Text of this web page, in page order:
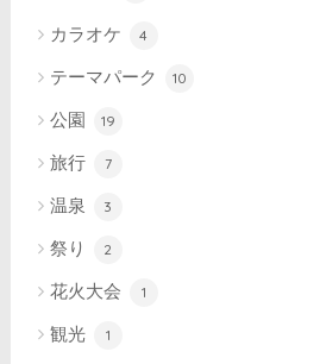
カラオケ 4
テーマパーク 10
公園 19
旅行 7
温泉 3
祭り 2
花火大会 1
観光 1